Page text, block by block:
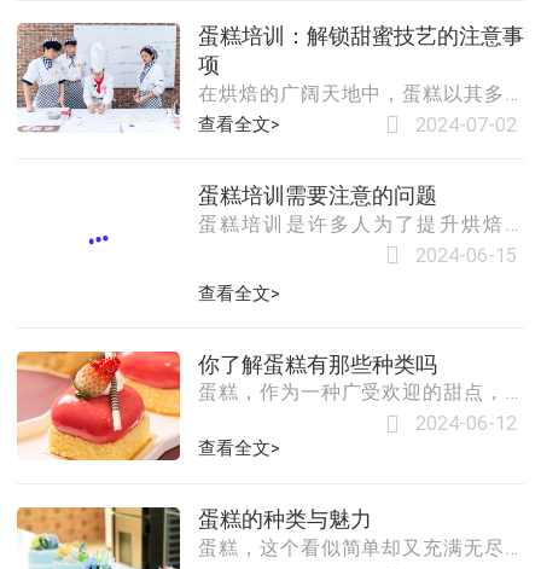
望亲手制作出精致甜点的你来说，寻
找一个合适的学习平台至关重要。本
文将带你探索几种学习制作蛋糕与面
包的多元途径，助你踏上烘焙艺术的
些学校通常拥有完善的课程体系，从
基础理论到高级技巧，全方位覆盖蛋
蛋糕培训：解锁甜蜜技艺的注意事
项
在烘焙的广阔天地中，蛋糕以其多变
的造型、丰富的口感和无限的创意，
说，参加蛋糕培训不仅是掌握技能的
必经之路，更是一次探索美食艺术的
旅程。然而，在踏上这段旅程之前，
了解并注意一些关键问题，将有助于
你更高效地吸收知识，更快地成长为
标与方向在报名参加蛋糕培训之前，
首先要明确自己的学习目标。是希望
2024-07-02
查看全文>
蛋糕培训需要注意的问题
蛋糕培训是许多人为了提升烘焙技
能、追求个人爱好或职业发展而选择
和金钱参与培训之前，有几个关键问
培训需要注意的几个重要问题。一、
选择信誉良好的培训机构在选择蛋糕
培训机构时，首要考虑的是机构的信
誉度和口碑。可以通过查看机构的官
方网站、阅读学员评价、咨询行业专
量和学员满意度。选择一家信誉良好
的培训机构，可以确
2024-06-15
查看全文>
你了解蛋糕有那些种类吗
蛋糕，作为一种广受欢迎的甜点，不
仅味道丰富，而且种类繁多。每一种
蛋糕都有其独特的制作方法和口感，
一、按主要原料分类海绵蛋糕
（Sponge Cake）原料：以鸡蛋、面
2024-06-12
查看全文>
蛋糕的种类与魅力
蛋糕，这个看似简单却又充满无尽变